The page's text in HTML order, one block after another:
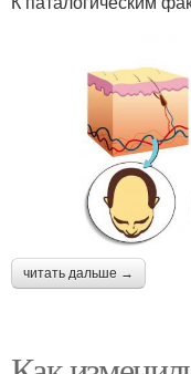
читать дальше →